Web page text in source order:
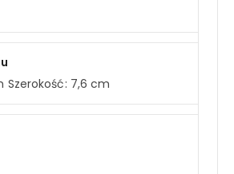
Szerokość: 7,6 cm